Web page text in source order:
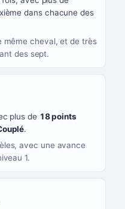
dans chacune des
même cheval, et de très
des sept.
mauve
plus de 18 points
.
avec une avance
1.
beige